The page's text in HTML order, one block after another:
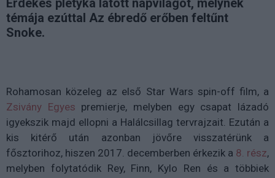
Érdekes pletyka látott napvilágot, melynek
témája ezúttal Az ébredő erőben feltűnt
Snoke.
Rohamosan közeleg az első Star Wars spin-off film, a
Zsivány Egyes premierje, melyben egy csapat lázadó
igyekszik majd ellopni a Halálcsillag tervrajzait. Ezután a
kis kitérő után azonban jövőre visszatérünk a
fősztorihoz, hiszen 2017. decemberben érkezik a 8. rész,
melyben folytatódik Rey, Finn, Kylo Ren és a többiek